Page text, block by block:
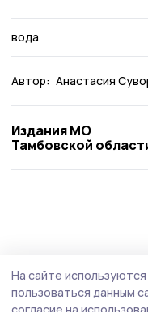
вода
Автор: Анастасия
Издания МО
Тамбовской
На сайте
пользоваться данным